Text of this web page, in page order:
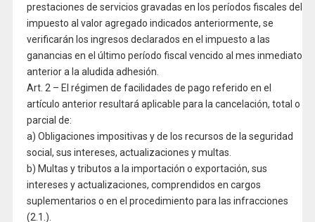
prestaciones de servicios gravadas en los períodos fiscales del
impuesto al valor agregado indicados anteriormente, se
verificarán los ingresos declarados en el impuesto a las
ganancias en el último período fiscal vencido al mes inmediato
anterior a la aludida adhesión.
Art. 2 – El régimen de facilidades de pago referido en el
artículo anterior resultará aplicable para la cancelación, total o
parcial de:
a) Obligaciones impositivas y de los recursos de la seguridad
social, sus intereses, actualizaciones y multas.
b) Multas y tributos a la importación o exportación, sus
intereses y actualizaciones, comprendidos en cargos
suplementarios o en el procedimiento para las infracciones
(2.1.).